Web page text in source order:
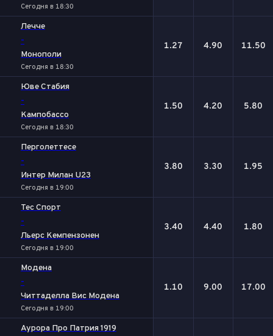
Сегодня в 18:30
Лечче
-
Монополи
Сегодня в 18:30
1.27 4.90 11.50
Юве Стабия
-
Кампобассо
Сегодня в 18:30
1.50 4.20 5.80
Перголеттесе
-
Интер Милан U23
Сегодня в 19:00
3.80 3.30 1.95
Тес Спорт
-
Льерс Кемпензонен
Сегодня в 19:00
3.40 4.40 1.80
Модена
-
Читтаделла Вис Модена
Сегодня в 19:00
1.10 9.00 17.00
Аурора Про Патрия 1919